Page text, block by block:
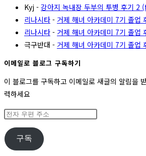
Kyj - 강아지 녹내장 두부의 투병 후기 2
리나시타 - 거제 해녀 아카데미 7기 졸업
리나시타 - 거제 해녀 아카데미 7기 졸업
극구반대 - 거제 해녀 아카데미 7기 졸업
이메일로 블로그 구독하기
이 블로그를 구독하고 이메일로 새글의 알림을
력하세요
전
우
편
구독